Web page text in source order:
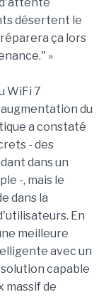
désertent le
ça lors
»
WiFi 7
du
a constaté
- des
dans un
-, mais le
dans la
En
meilleure
avec un
capable
massif de